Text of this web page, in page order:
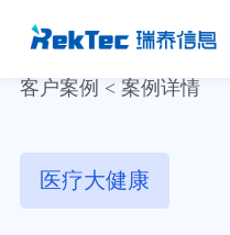
客户案例 < 案例详情
医疗大健康